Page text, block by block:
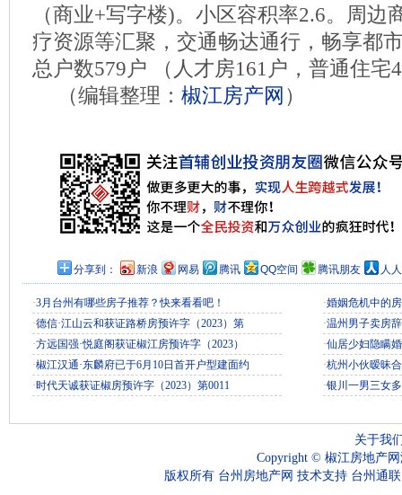
（商业+写字楼)。小区容积率2.6。周边
疗资源等汇聚，交通畅达通行，畅享都
总户数579户 （人才房161户，普通住宅
（编辑整理： 椒江房产网 ）
分享到： 新浪 网易 腾讯 QQ空间 腾讯朋友 人
·3月台州有哪些房子推荐？快来看看吧！
·德信·江山云和获证路桥房预许字（2023）第
·方远国强·悦庭阁获证椒江房预许字（2023）
·椒江汉通·东麟府已于6月10日首开户型建面约
·时代天诚获证椒房预许字（2023）第0011
·婚姻危机中的
·温州男子卖房
·仙居少妇隐瞒
·杭州小伙暧昧
·银川一男三女
关于我
Copyright © 椒江房地产网
版权所有 台州房地产网 技术支持 台州通